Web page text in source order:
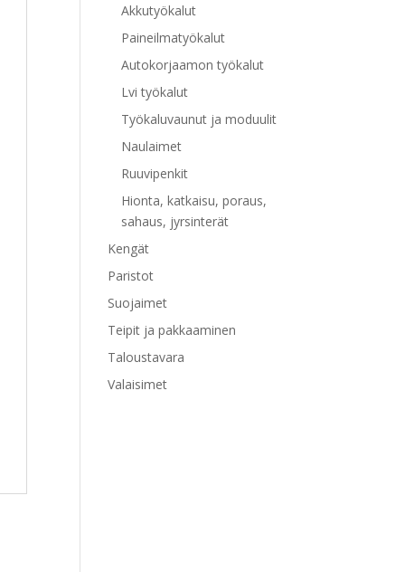
Akkutyökalut
Paineilmatyökalut
Autokorjaamon työkalut
Lvi työkalut
Työkaluvaunut ja moduulit
Naulaimet
Ruuvipenkit
Hionta, katkaisu, poraus,
sahaus, jyrsinterät
Kengät
Paristot
Suojaimet
Teipit ja pakkaaminen
Taloustavara
Valaisimet